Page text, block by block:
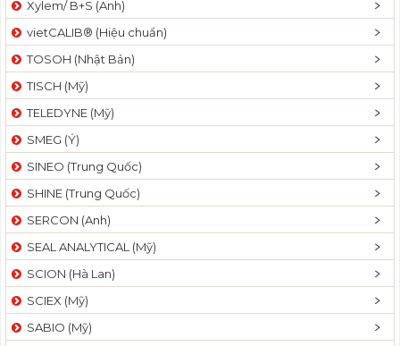
a
t
n
Xylem/ B+S (Anh)
vietCALIB® (Hiệu chuẩn)
TOSOH (Nhật Bản)
TISCH (Mỹ)
TELEDYNE (Mỹ)
SMEG (Ý)
SINEO (Trung Quốc)
SHINE (Trung Quốc)
SERCON (Anh)
SEAL ANALYTICAL (Mỹ)
SCION (Hà Lan)
SCIEX (Mỹ)
SABIO (Mỹ)